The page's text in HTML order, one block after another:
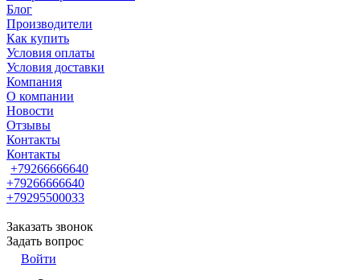
Блог
Производители
Как купить
Условия оплаты
Условия доставки
Компания
О компании
Новости
Отзывы
Контакты
Контакты
+79266666640
+79266666640
+79295500033
Заказать звонок
Задать вопрос
Войти